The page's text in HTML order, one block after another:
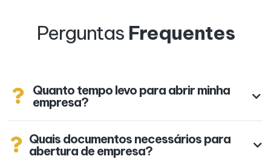
Perguntas Frequentes
Quanto tempo levo para abrir minha
empresa?
Quais documentos necessários para
abertura de empresa?